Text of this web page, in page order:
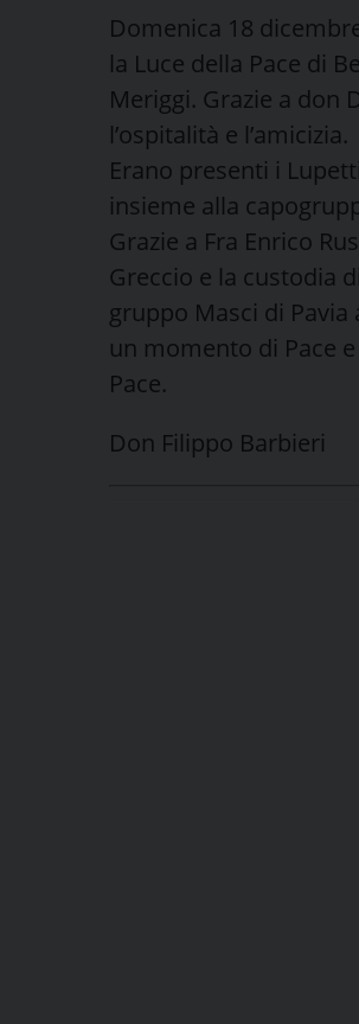
Domenica 18
la Luce della Pace di
Meriggi. Grazie a don
l’ospitalità e l’amicizia.
Erano presenti i
insieme alla
Grazie a Fra Enrico
Greccio e la custodia
gruppo Masci di
un momento di Pace
Pace.
Don Filippo Barbieri